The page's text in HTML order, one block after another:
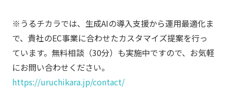
※うるチカラでは、生成AIの導入支援から運用最適化ま
で、貴社のEC事業に合わせたカスタマイズ提案を行っ
ています。無料相談（30分）も実施中ですので、お気軽
にお問い合わせください。
https://uruchikara.jp/contact/